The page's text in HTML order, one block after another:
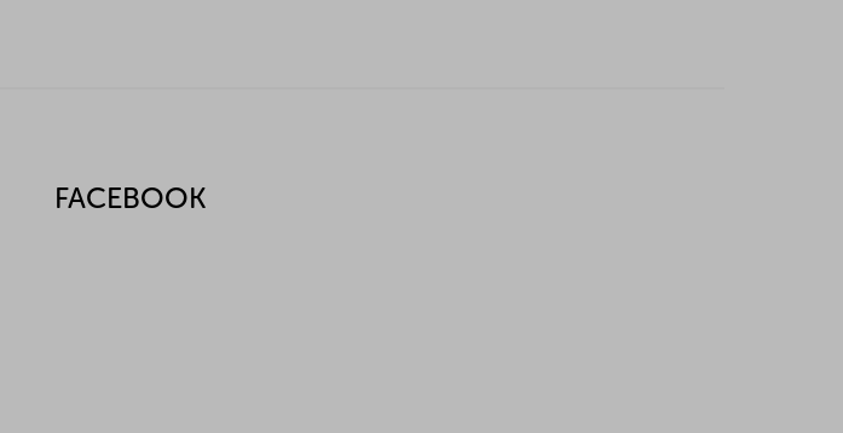
FACEBOOK